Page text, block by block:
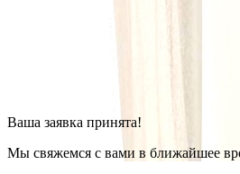
Ваша заявка принята!
Мы свяжемся с вами в ближайшее